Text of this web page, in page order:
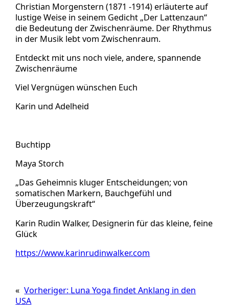
Christian Morgenstern (1871 -1914) erläuterte auf
lustige Weise in seinem Gedicht „Der Lattenzaun“
die Bedeutung der Zwischenräume. Der Rhythmus
in der Musik lebt vom Zwischenraum.
Entdeckt mit uns noch viele, andere, spannende
Zwischenräume
Viel Vergnügen wünschen Euch
Karin und Adelheid
Buchtipp
Maya Storch
„Das Geheimnis kluger Entscheidungen; von
somatischen Markern, Bauchgefühl und
Überzeugungskraft“
Karin Rudin Walker, Designerin für das kleine, feine
Glück
https://www.karinrudinwalker.com
« Vorheriger: Luna Yoga findet Anklang in den
USA